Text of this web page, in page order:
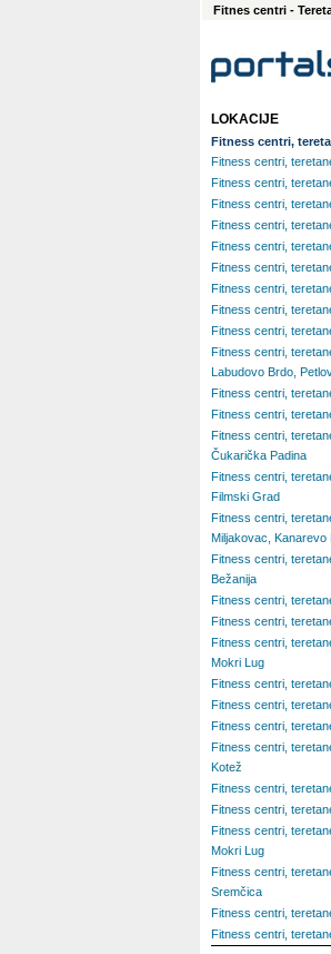
Fitnes centri -
LOKACIJE
Fitness centri,
Fitness centri,
Fitness centri,
Fitness centri,
Fitness centri,
Fitness centri,
Fitness centri,
Fitness centri,
Fitness centri,
Fitness centri,
Fitness centri,
Labudovo Brdo,
Fitness centri,
Fitness centri,
Fitness centri,
Čukarička Padina
Fitness centri,
Filmski Grad
Fitness centri,
Miljakovac, Kanarevo
Fitness centri,
Bežanija
Fitness centri,
Fitness centri,
Fitness centri,
Mokri Lug
Fitness centri,
Fitness centri,
Fitness centri,
Fitness centri,
Kotež
Fitness centri,
Fitness centri,
Fitness centri,
Mokri Lug
Fitness centri,
Sremčica
Fitness centri,
Fitness centri,